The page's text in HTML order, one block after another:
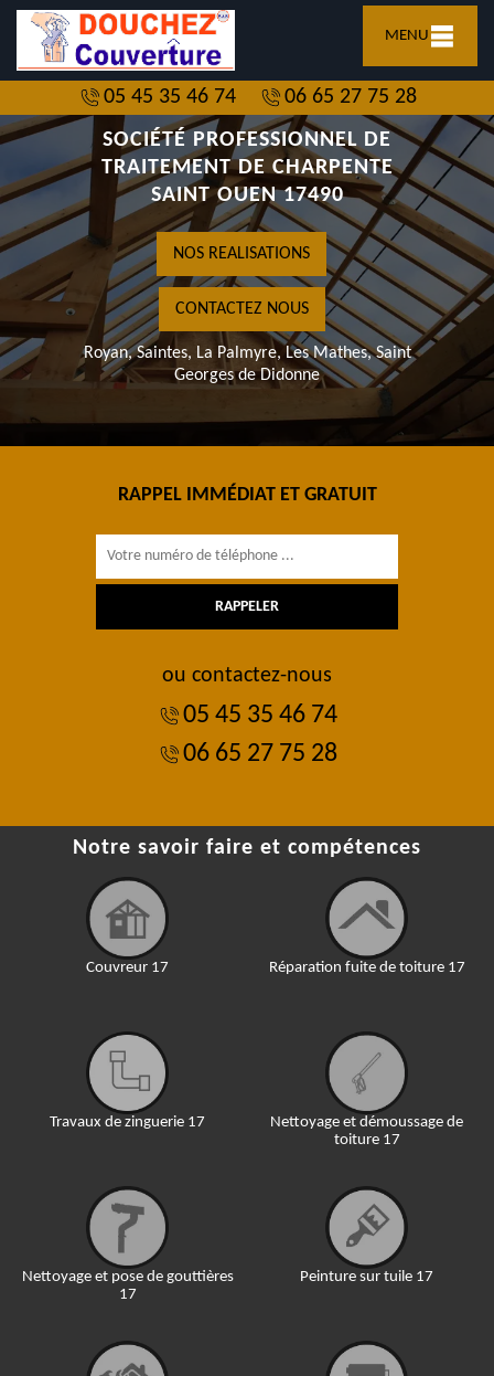
MENU
05 45 35 46 74
06 65 27 75 28
SOCIÉTÉ PROFESSIONNEL DE
TRAITEMENT DE CHARPENTE
SAINT OUEN 17490
NOS REALISATIONS
CONTACTEZ NOUS
Royan, Saintes, La Palmyre, Les Mathes, Saint
Georges de Didonne
RAPPEL IMMÉDIAT ET GRATUIT
ou contactez-nous
05 45 35 46 74
06 65 27 75 28
Notre savoir faire et compétences
Couvreur 17
Travaux de zinguerie 17
Nettoyage et pose de gouttières
17
Réparation fuite de toiture 17
Nettoyage et démoussage de
toiture 17
Peinture sur tuile 17